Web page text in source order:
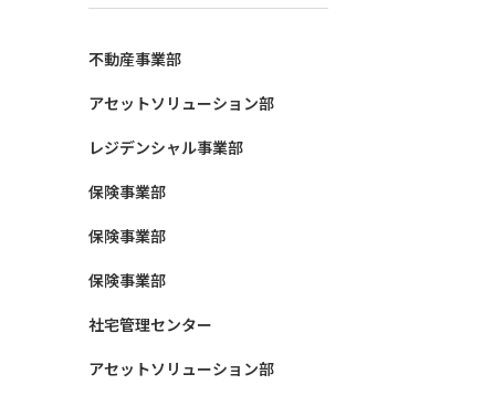
不動産事業部
アセットソリューション部
レジデンシャル事業部
保険事業部
保険事業部
保険事業部
社宅管理センター
アセットソリューション部